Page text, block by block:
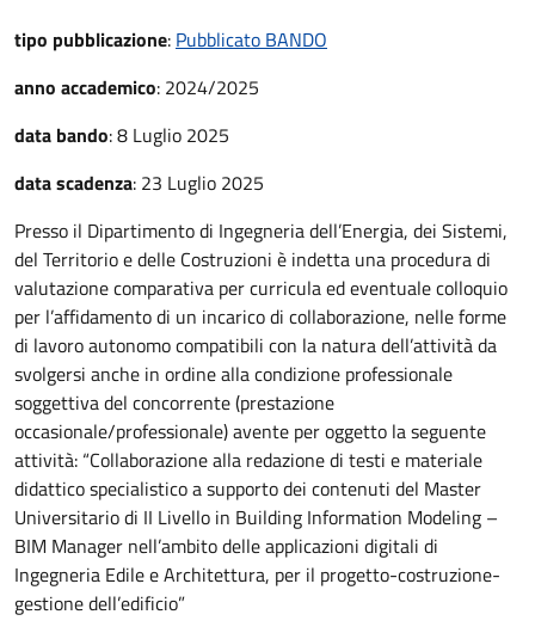
tipo pubblicazione: Pubblicato BANDO
anno accademico: 2024/2025
data bando:8 Luglio 2025
data scadenza: 23 Luglio 2025
Presso il Dipartimento di Ingegneria dell’Energia, dei Sistemi,
del Territorio e delle Costruzioni è indetta una procedura di
valutazione comparativa per curricula ed eventuale colloquio
per l’affidamento di un incarico di collaborazione, nelle forme
di lavoro autonomo compatibili con la natura dell’attività da
svolgersi anche in ordine alla condizione professionale
soggettiva del concorrente (prestazione
occasionale/professionale) avente per oggetto la seguente
attività: “Collaborazione alla redazione di testi e materiale
didattico specialistico a supporto dei contenuti del Master
Universitario di II Livello in Building Information Modeling –
BIM Manager nell’ambito delle applicazioni digitali di
Ingegneria Edile e Architettura, per il progetto-costruzione-
gestione dell’edificio”